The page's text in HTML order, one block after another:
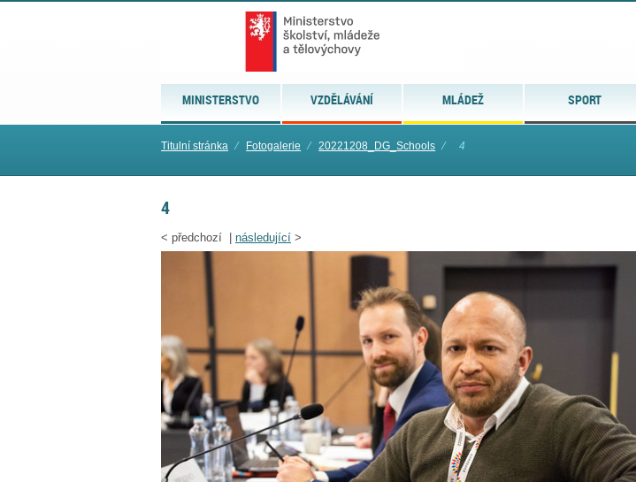
MINISTERSTVO VZDĚLÁVÁNÍ MLÁDEŽ SPORT
Titulní stránka ⁄ Fotogalerie ⁄ 20221208_DG_Schools ⁄ 4
4
< předchozí | následující >